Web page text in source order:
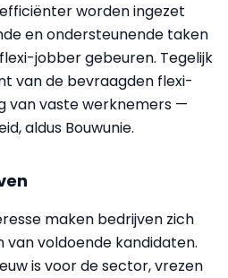
worden ingezet
en ondersteunende taken
jobber gebeuren. Tegelijk
van de bevraagden flexi-
van vaste werknemers —
aldus Bouwunie.
maken bedrijven zich
van voldoende kandidaten.
is voor de sector, vrezen